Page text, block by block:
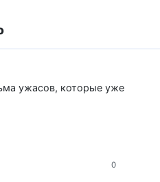
ужасов, которые уже
0